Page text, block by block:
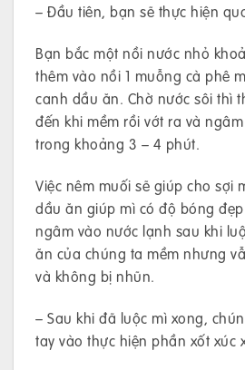
– Đầu tiên, bạn sẽ thực hiện
Bạn bắc một nồi nước nhỏ
thêm vào nồi 1 muỗng cà phê
canh dầu ăn. Chờ nước sôi thì
đến khi mềm rồi vớt ra và
trong khoảng 3 – 4 phút.
Việc nêm muối sẽ giúp cho sợi
dầu ăn giúp mì có độ bóng
ngâm vào nước lạnh sau khi
ăn của chúng ta mềm nhưng
và không bị nhũn.
– Sau khi đã luộc mì xong,
tay vào thực hiện phần xốt xúc